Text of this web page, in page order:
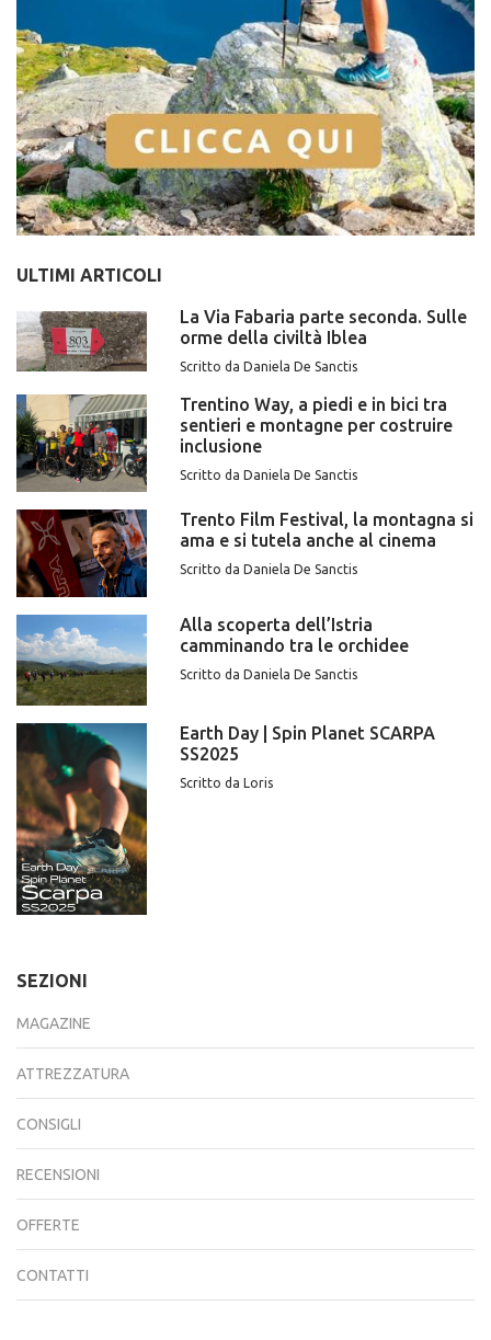
ULTIMI ARTICOLI
La Via Fabaria parte seconda. Sulle
orme della civiltà Iblea
Scritto da Daniela De Sanctis
Trentino Way, a piedi e in bici tra
sentieri e montagne per costruire
inclusione
Scritto da Daniela De Sanctis
Trento Film Festival, la montagna si
ama e si tutela anche al cinema
Scritto da Daniela De Sanctis
Alla scoperta dell’Istria
camminando tra le orchidee
Scritto da Daniela De Sanctis
Earth Day | Spin Planet SCARPA
SS2025
Scritto da Loris
SEZIONI
MAGAZINE
ATTREZZATURA
CONSIGLI
RECENSIONI
OFFERTE
CONTATTI